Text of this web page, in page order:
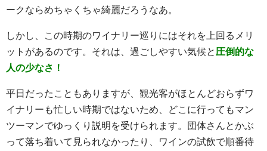
ークならめちゃくちゃ綺麗だろうなあ。
しかし、この時期のワイナリー巡りにはそれを上回るメリ
ットがあるのです。それは、過ごしやすい気候と 圧倒的な
人の少なさ！
平日だったこともありますが、観光客がほとんどおらずワ
イナリーも忙しい時期ではないため、どこに行ってもマン
ツーマンでゆっくり説明を受けられます。団体さんとかぶ
って落ち着いて見られなかったり、ワインの試飲で順番待